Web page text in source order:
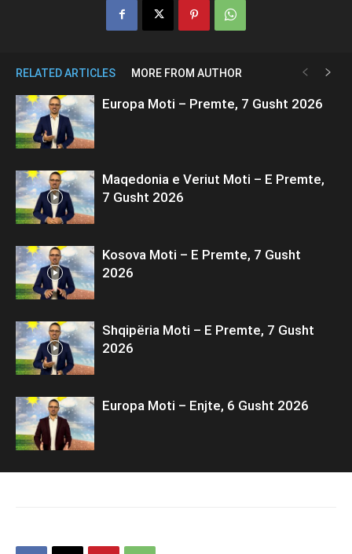
RELATED ARTICLES MORE FROM AUTHOR
Europa Moti – Premte, 7 Gusht 2026
Maqedonia e Veriut Moti – E Premte,
7 Gusht 2026
Kosova Moti – E Premte, 7 Gusht
2026
Shqipëria Moti – E Premte, 7 Gusht
2026
Europa Moti – Enjte, 6 Gusht 2026